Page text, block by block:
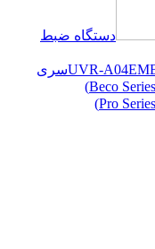
دستگاه ضبط
سری